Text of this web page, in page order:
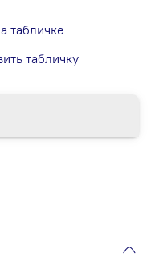
табличке
табличку